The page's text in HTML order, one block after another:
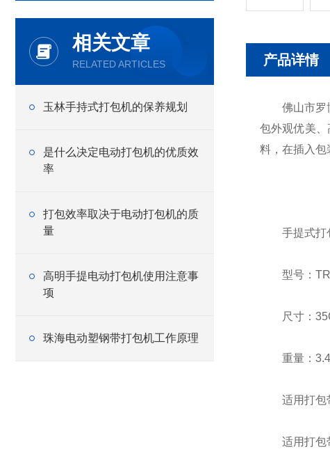
相关文章
RELATED ARTICLES
玉林手持式打包机的保养规划
是什么决定电动打包机的优质效
率
打包效率取决于电动打包机的质
量
高明手提电动打包机使用注意事
项
珠海电动塑钢带打包机工作原理
产品详情
佛山市罗博
包外观优美
料，在插入包
手提式打
型号：
尺寸：
重量：
适用打包
适用打包带